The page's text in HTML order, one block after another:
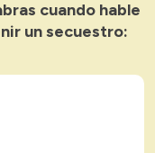
cuando hable
un secuestro: